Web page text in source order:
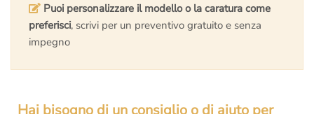
Puoi personalizzare il modello o la caratura come
preferisci, scrivi per un preventivo gratuito e senza
impegno
Hai bisogno di un consiglio o di aiuto per